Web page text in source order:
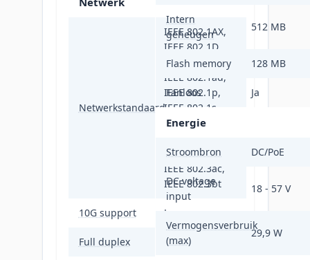
Netwerkstandaard
IEEE 802.1AX,
IEEE 802.1D,
IEEE 802.1Q,
IEEE 802.1ad,
IEEE 802.1p,
IEEE 802.1s,
IEEE 802.1v,
IEEE 802.1x,
IEEE 802.3ac,
IEEE 802.3bt
10G support Ja
Full duplex Ja
Intern
geheugen
512 MB
Flash memory 128 MB
Fanloos Ja
Energie
Stroombron DC/PoE
DC voltage
input
18 - 57 V
Vermogensverbruik
(max)
29,9 W